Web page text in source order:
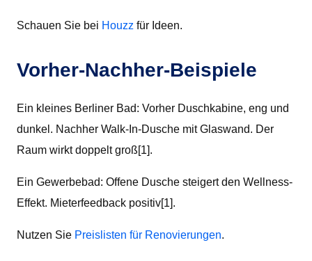
Schauen Sie bei Houzz für Ideen.
Vorher-Nachher-Beispiele
Ein kleines Berliner Bad: Vorher Duschkabine, eng und
dunkel. Nachher Walk-In-Dusche mit Glaswand. Der
Raum wirkt doppelt groß[1].
Ein Gewerbebad: Offene Dusche steigert den Wellness-
Effekt. Mieterfeedback positiv[1].
Nutzen Sie Preislisten für Renovierungen.